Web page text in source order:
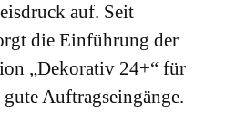
auf. Seit
die Einführung der
„Dekorativ 24+“ für
Auftragseingänge.